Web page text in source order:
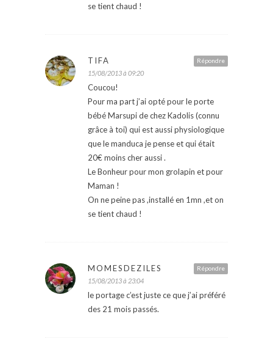
se tient chaud !
Répondre
TIFA
15/08/2013 à 09:20
Coucou!
Pour ma part j’ai opté pour le porte
bébé Marsupi de chez Kadolis (connu
grâce à toi) qui est aussi physiologique
que le manduca je pense et qui était
20€ moins cher aussi .
Le Bonheur pour mon grolapin et pour
Maman !
On ne peine pas ,installé en 1mn ,et on
se tient chaud !
Répondre
MOMESDEZILES
15/08/2013 à 23:04
le portage c’est juste ce que j’ai préféré
des 21 mois passés.